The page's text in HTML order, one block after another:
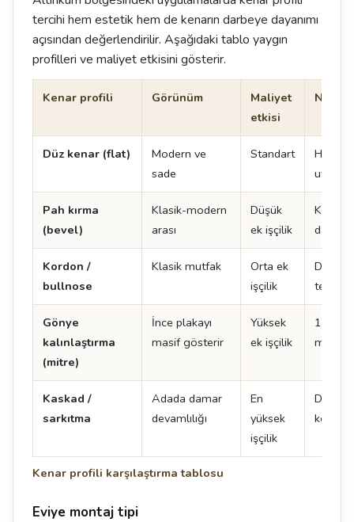
tercihi hem estetik hem de kenarın darbeye dayanımı
açısından değerlendirilir. Aşağıdaki tablo yaygın
profilleri ve maliyet etkisini gösterir.
Kenar profili karşılaştırma tablosu
Kenar profili Görünüm
Maliyet
etkisi
Not
Düz kenar (flat)
Modern ve
sade
Standart
Her
Pah kırma
(bevel)
Klasik-modern
arası
Düşük
ek işçilik
Kenar
Kordon /
bullnose
Klasik mutfak
Orta ek
işçilik
Doğal
tercih
Gönye
kalınlaştırma
(mitre)
İnce plakayı
masif gösterir
Yüksek
ek işçilik
12
mm
Kaskad /
sarkıtma
Adada damar
devamlılığı
En
yüksek
işçilik
Damar
Eviye montaj tipi